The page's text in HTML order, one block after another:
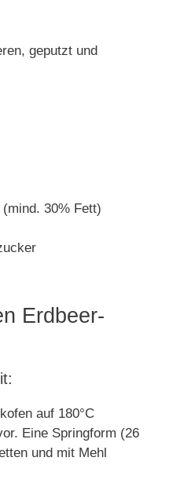
geputzt und
30% Fett)
Erdbeer-
auf 180°C
Eine Springform (26
und mit Mehl